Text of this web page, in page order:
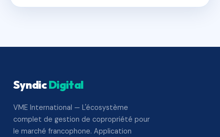
SyndicDigital
VME International — L'écosystème
complet de gestion de copropriété pour
le marché francophone. Application